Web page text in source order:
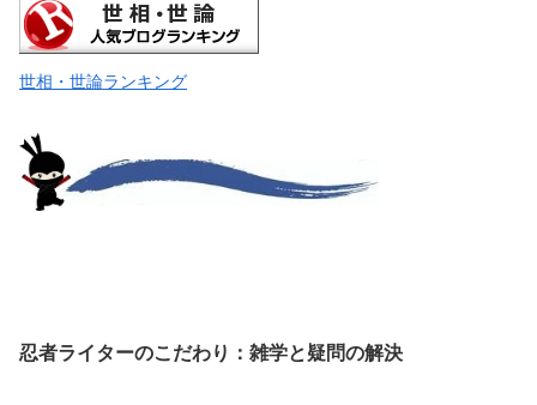
世相・世論ランキング
忍者ライターのこだわり：雑学と疑問の解決